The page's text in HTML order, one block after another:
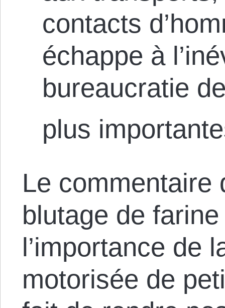
contacts
échappe à
bureaucratie
plus
Le commentaire
blutage de
l’importance de
motorisée de